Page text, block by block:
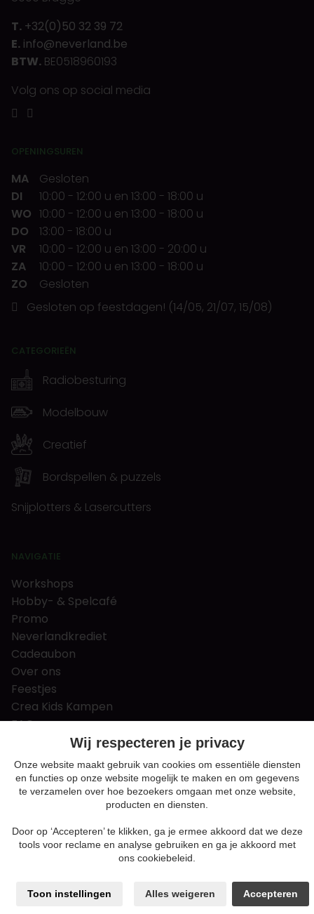
T. +32(0)50 32 39 72
E. info@neverland.be
BTW. BE0518960193
Volg ons op social media
OPENINGSUREN
MA
Gesloten
DI
10:00 - 12:00 u en 13:00 - 18:00 u
WO 10:00 - 12:00 u en 13:00 - 18:00 u
DO
13:00 - 18:00 u
VR
10:00 - 12:00 u en 13:00 - 20:00 u
ZA
10:00 - 12:00 u en 13:00 - 18:00 u
ZO
Gesloten
Gesloten op feestdagen! (14/05, 21/07, 15/08)
CATEGORIEËN
Radiobesturing
Modelbouw
Creatief
Bordspellen & puzzels
Snijplotters & Lasercutters
NAVIGATIE
Workshops
Hobby- & Spelcafé
Promo
Neverlandkrediet
Cadeaubon
Over ons
Feestjes
Crea Kids Kampen
FAQ
Tips & tricks
Contact
Nieuws & Vacatures
Algemene voorwaarden
Privacy en cookie policy
Sitemap
Wij respecteren je privacy
Onze website maakt gebruik van cookies om essentiële diensten
en functies op onze website mogelijk te maken en om gegevens
te verzamelen over hoe bezoekers omgaan met onze website,
producten en diensten.
Door op ‘Accepteren’ te klikken, ga je ermee akkoord dat we deze
tools voor reclame en analyse gebruiken en ga je akkoord met
ons cookiebeleid.
Toon instellingen Alles weigeren Accepteren